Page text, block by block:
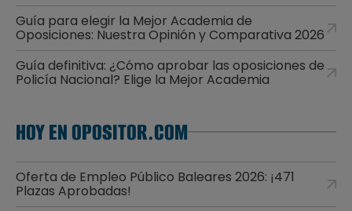
Guía para elegir la Mejor Academia de
Oposiciones: Nuestra Opinión y Comparativa 2026
Guía definitiva: ¿Cómo aprobar las oposiciones de
Policía Nacional? Elige la Mejor Academia
HOY EN OPOSITOR.COM
Oferta de Empleo Público Baleares 2026: ¡471
Plazas Aprobadas!